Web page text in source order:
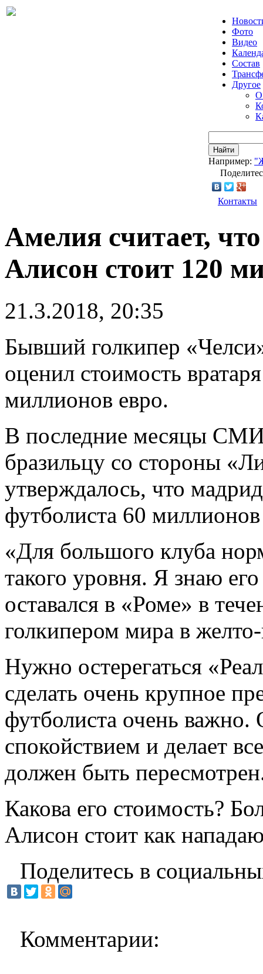
Фото
Видео
Состав
Другое
О
Найти
Например:
Контакты
Амелия считает,
Алисон стоит 120
21.3.2018, 20:35
Бывший голкипер
оценил стоимость
миллионов евро.
В последние месяцы
бразильцу со стороны
утверждалось, что
футболиста 60
«Для большого клуба
такого уровня. Я знаю
оставался в «Роме» в
голкипером мира в
Нужно остерегаться
сделать очень крупное
футболиста очень важно.
спокойствием и делает
должен быть
Какова его стоимость?
Алисон стоит как
Поделитесь в
Комментарии: